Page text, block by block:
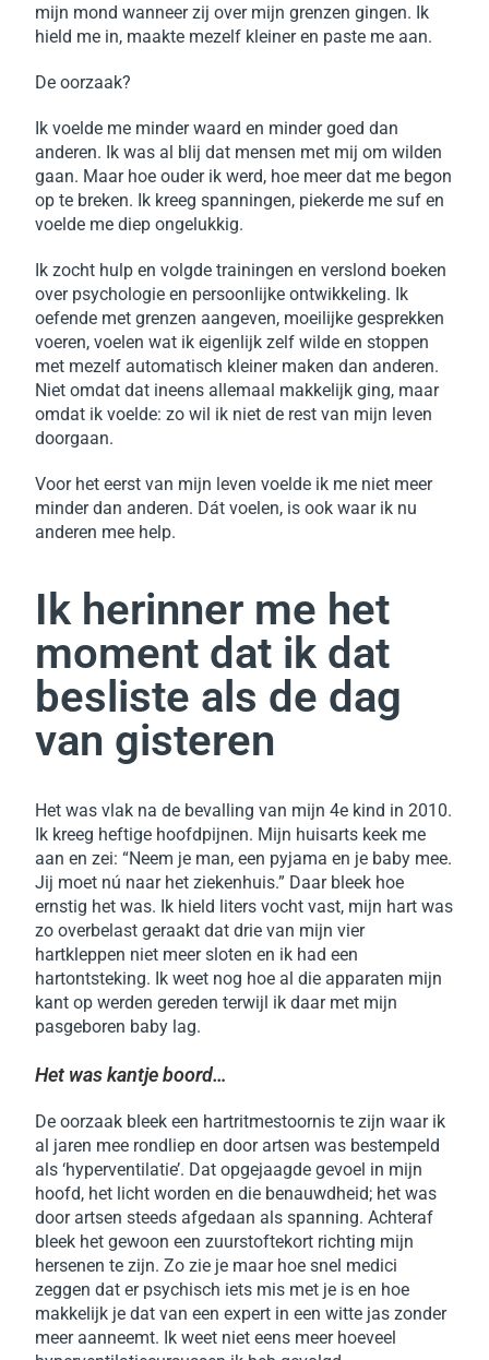
mijn mond wanneer zij over mijn grenzen gingen. Ik
hield me in, maakte mezelf kleiner en paste me aan.
De oorzaak?
Ik voelde me minder waard en minder goed dan
anderen. Ik was al blij dat mensen met mij om wilden
gaan. Maar hoe ouder ik werd, hoe meer dat me begon
op te breken. Ik kreeg spanningen, piekerde me suf en
voelde me diep ongelukkig.
Ik zocht hulp envolgde trainingen en verslond boeken
over psychologie en persoonlijke ontwikkeling. Ik
oefende met grenzen aangeven, moeilijke gesprekken
voeren, voelen wat ik eigenlijk zelf wilde en stoppen
met mezelf automatisch kleiner maken dan anderen.
Niet omdat dat ineens allemaal makkelijk ging, maar
omdat ik voelde: zo wil ik niet de rest van mijn leven
doorgaan.
Voor het eerst van mijn leven voelde ik me niet meer
minder dan anderen. Dát voelen, is ook waar ik nu
anderen mee help.
Ik herinner me het
moment dat ik dat
besliste als de dag
van gisteren
Het was vlak na de bevalling van mijn 4e kind in 2010.
Ik kreeg heftige hoofdpijnen. Mijn huisarts keek me
aan en zei: “Neem je man, een pyjama en je baby mee.
Jij moet nú naar het ziekenhuis.” Daar bleek hoe
ernstig het was. Ik hield liters vocht vast, mijn hart was
zo overbelast geraakt dat drie van mijn vier
hartkleppen niet meer sloten en ik had een
hartontsteking. Ik weet nog hoe al die apparaten mijn
kant op werden gereden terwijl ik daar met mijn
pasgeboren baby lag.
Het was kantje boord…
De oorzaak bleek een hartritmestoornis te zijn waar ik
al jaren mee rondliep en door artsen was bestempeld
als ‘hyperventilatie’. Dat opgejaagde gevoel in mijn
hoofd, het licht worden en die benauwdheid; het was
door artsen steeds afgedaan als spanning. Achteraf
bleek het gewoon een zuurstoftekort richting mijn
hersenen te zijn.Zo zie je maar hoe snel medici
zeggen dat er psychisch iets mis met je is en hoe
makkelijk je dat van een expert in een witte jas zonder
meer aanneemt. Ik weet niet eens meer hoeveel